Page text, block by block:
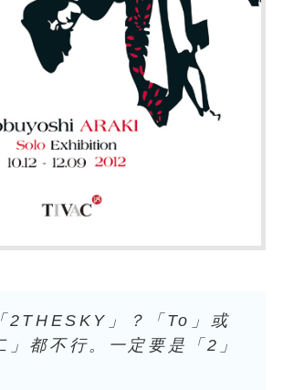
2THESKY」？「To」或
」都不行。一定要是「2」